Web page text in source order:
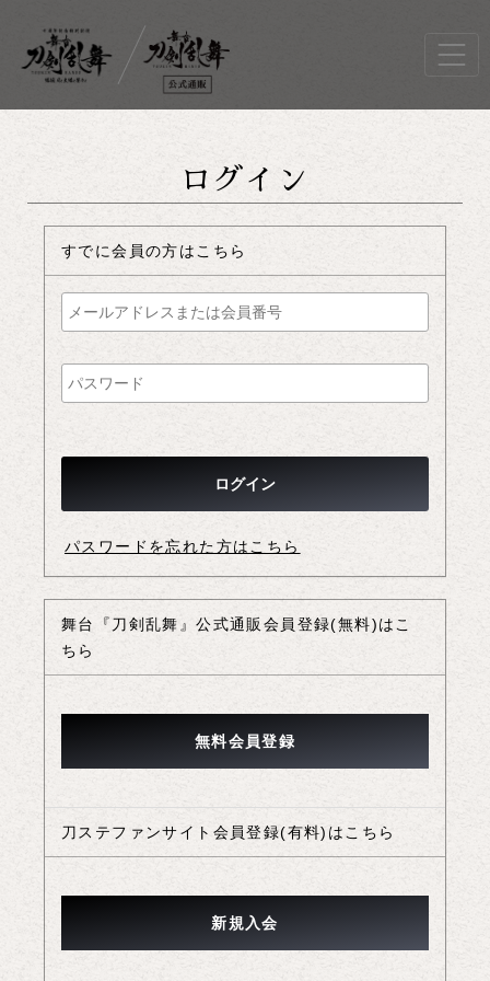
ログイン
すでに会員の方はこちら
パスワードを忘れた方はこちら
舞台『刀剣乱舞』公式通販会員登録(無料)はこ
ちら
刀ステファンサイト会員登録(有料)はこちら